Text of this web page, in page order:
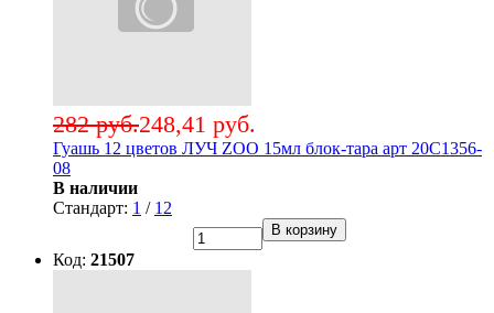
248,41 руб.
282 руб.
Гуашь 12 цветов ЛУЧ ZOO 15мл блок-тара арт 20С1356-
08
В наличии
Стандарт: 1 / 12
В корзину
Код: 21507